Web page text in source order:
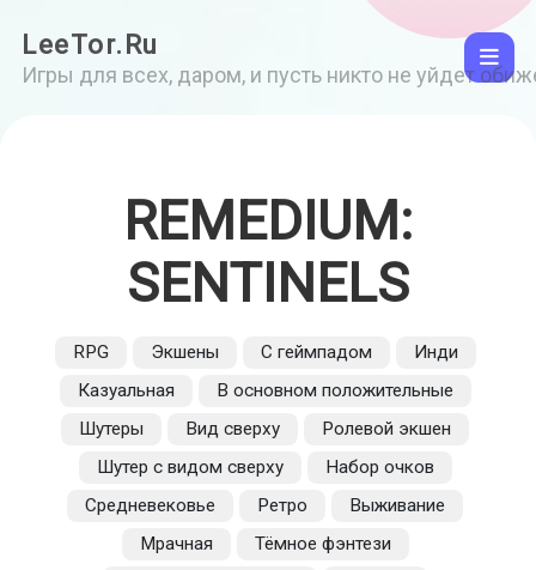
LeeTor.Ru
Игры для всех, даром, и пусть никто не уйдет
REMEDIUM:
SENTINELS
RPG Экшены С геймпадом
Инди
Казуальная
В основном положительные
Шутеры
Вид сверху
Ролевой экшен
Шутер с видом сверху
Набор очков
Средневековье
Ретро
Выживание
Мрачная
Тёмное фэнтези